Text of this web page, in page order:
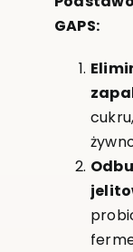
GAPS: